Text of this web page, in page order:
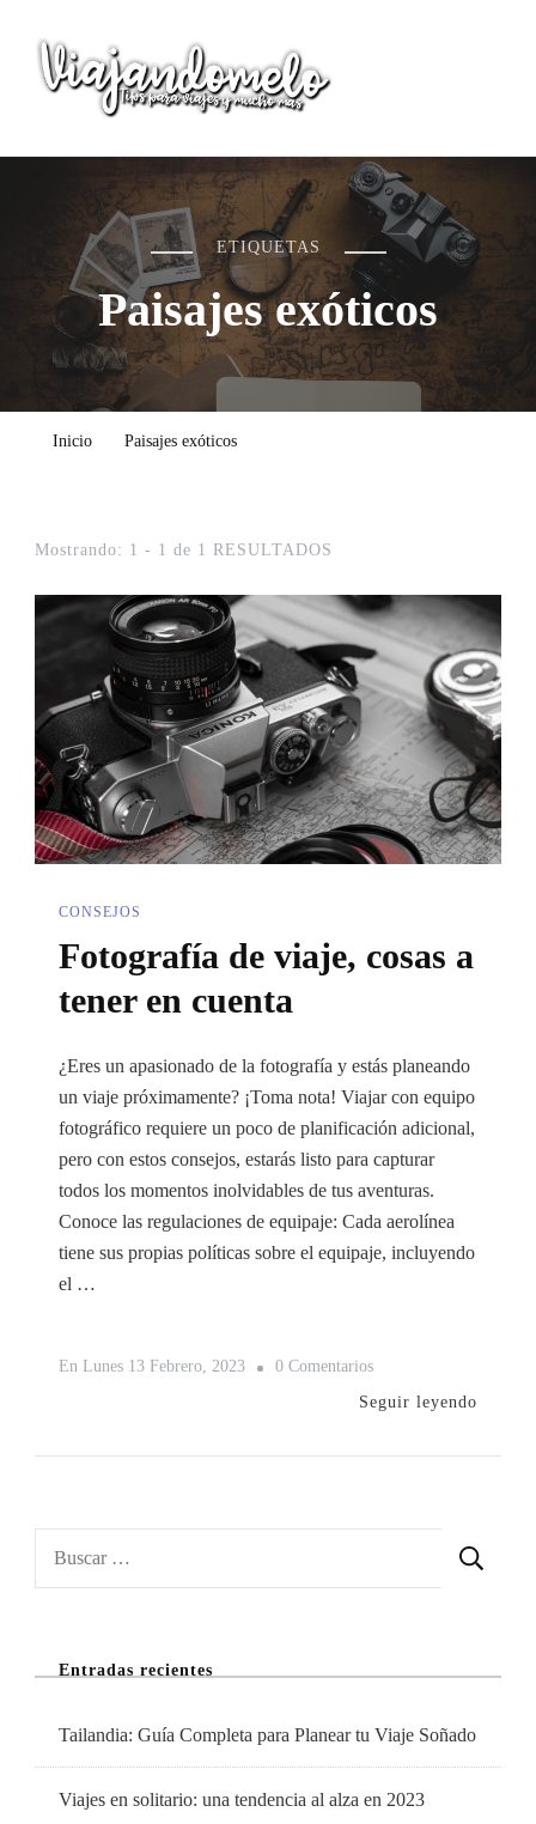
Viajandomelo
Todo lo que necesitas saber en tu próximo viaje
ETIQUETAS
Paisajes exóticos
Inicio Paisajes exóticos
Mostrando: 1 - 1 de 1 RESULTADOS
CONSEJOS
Fotografía de viaje, cosas a
tener en cuenta
¿Eres un apasionado de la fotografía y estás planeando
un viaje próximamente? ¡Toma nota! Viajar con equipo
fotográfico requiere un poco de planificación adicional,
pero con estos consejos, estarás listo para capturar
todos los momentos inolvidables de tus aventuras.
Conoce las regulaciones de equipaje: Cada aerolínea
tiene sus propias políticas sobre el equipaje, incluyendo
el …
En Lunes 13 Febrero, 2023 0 ComentariosEn
Fotografía
Seguir leyendo
Entradas recientes
Tailandia: Guía Completa para Planear tu Viaje Soñado
Viajes en solitario: una tendencia al alza en 2023